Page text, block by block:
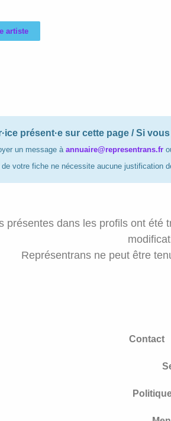
artiste
présent·e sur cette page / Si
un message à annuaire@representrans.fr
votre fiche ne nécessite aucune justification
présentes dans les profils ont
Représentrans ne peut être
Contact